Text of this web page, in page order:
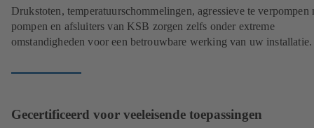
Drukstoten, temperatuurschommelingen, agressieve te verpompen
pompen en afsluiters van KSB zorgen zelfs onder extreme
omstandigheden voor een betrouwbare werking van uw
Gecertificeerd voor veeleisende toepassingen